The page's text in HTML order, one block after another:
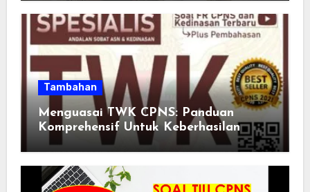
Tambahan
Menguasai TWK CPNS: Panduan
Komprehensif Untuk Keberhasilan